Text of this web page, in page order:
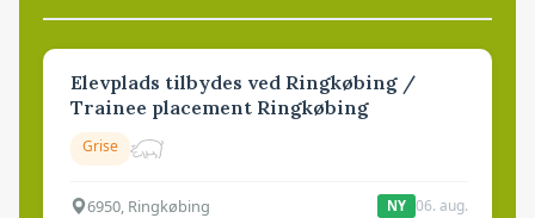
Elevplads tilbydes ved Ringkøbing /
Trainee placement Ringkøbing
Grise
6950, Ringkøbing NY 06. aug.